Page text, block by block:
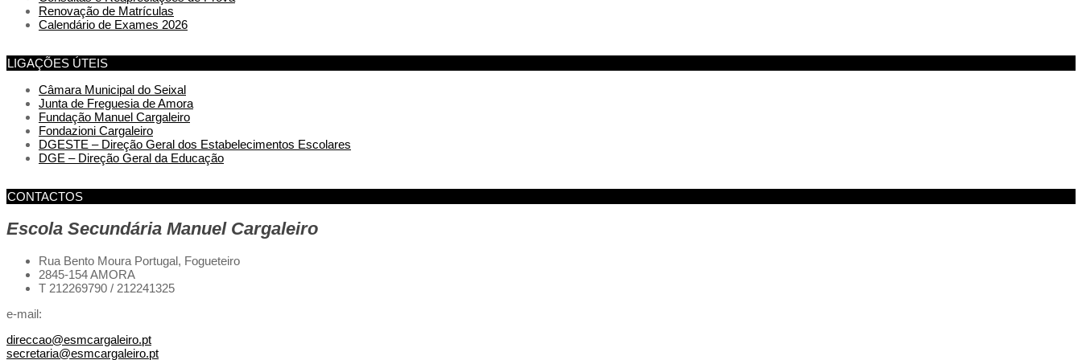
Renovação de Matrículas
Calendário de Exames 2026
LIGAÇÕES ÚTEIS
Câmara Municipal do Seixal
Junta de Freguesia de Amora
Fundação Manuel Cargaleiro
Fondazioni Cargaleiro
DGESTE – Direção Geral dos Estabelecimentos Escolares
DGE – Direção Geral da Educação
CONTACTOS
Escola Secundária Manuel Cargaleiro
Rua Bento Moura Portugal, Fogueteiro
2845-154 AMORA
T 212269790 / 212241325
e-mail:
direccao@esmcargaleiro.pt
secretaria@esmcargaleiro.pt